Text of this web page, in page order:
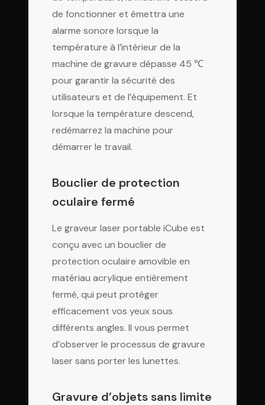
de fonctionner et émettra une
alarme sonore lorsque la
température à l’intérieur de la
machine de gravure dépasse 45 ℃
pour garantir la sécurité des
utilisateurs et de l’équipement. Et
lorsque la température descend,
redémarrez la machine pour
démarrer le travail.
Bouclier de protection
oculaire fermé
Le graveur laser portable iCube est
conçu avec un bouclier de
protection oculaire amovible en
matériau acrylique entièrement
fermé, qui peut protéger
efficacement vos yeux sous
différents angles. Il vous permet
d’observer le processus de gravure
laser sans porter les lunettes.
Gravure d’objets sans limite